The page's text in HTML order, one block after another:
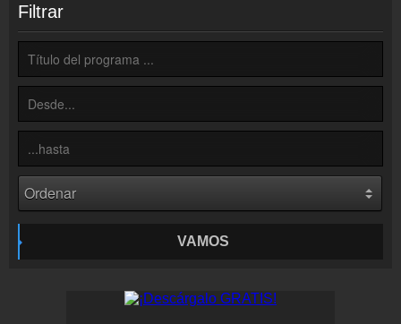
¡Escríbenos!
Colaboración
¡Envía tu radio!
Inserción de la radio
Inclúyelo a tu sitio web
Filtrar
VAMOS